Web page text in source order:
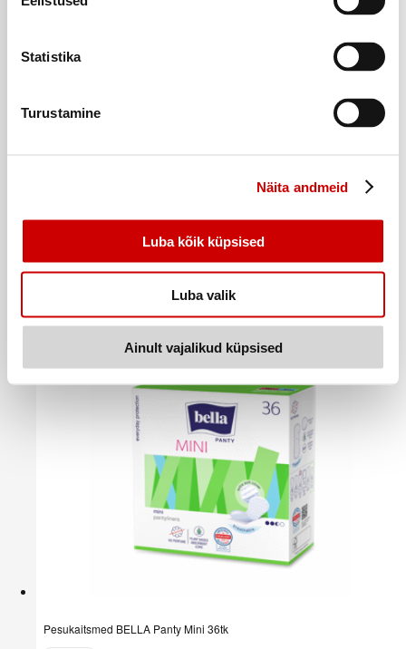
Statistika
Turustamine
Näita andmeid
Luba kõik küpsised
Luba valik
Ainult vajalikud küpsised
Hügieenisidemed BELLA Classic Nova 10tk
1
0,14€/tk
Ostukorvi
Pesukaitsmed BELLA Panty Mini 36tk